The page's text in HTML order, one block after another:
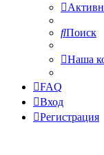
Поиск
Наша
FAQ
Вход
Регистрация